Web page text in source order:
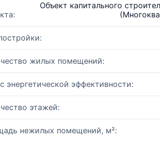
Объект капитального
жилых помещений:
энергетической эффективности:
этажей:
нежилых помещений, м²: